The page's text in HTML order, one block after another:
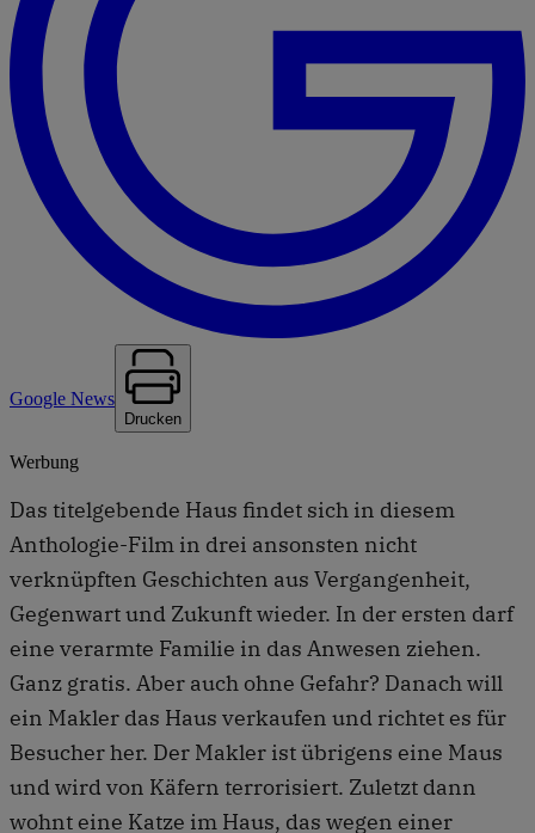
Google News
Drucken
Werbung
Das titelgebende Haus findet sich in diesem
Anthologie-Film in drei ansonsten nicht
verknüpften Geschichten aus Vergangenheit,
Gegenwart und Zukunft wieder. In der ersten darf
eine verarmte Familie in das Anwesen ziehen.
Ganz gratis. Aber auch ohne Gefahr? Danach will
ein Makler das Haus verkaufen und richtet es für
Besucher her. Der Makler ist übrigens eine Maus
und wird von Käfern terrorisiert. Zuletzt dann
wohnt eine Katze im Haus, das wegen einer